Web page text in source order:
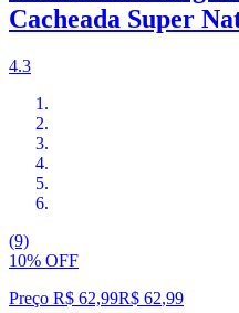
Cacheada Super
4.3
(9)
10% OFF
Preço R$ 62,99R$ 62,99